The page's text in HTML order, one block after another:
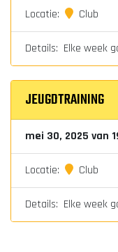
Locatie: Club
Details: Elke week
JEUGDTRAINING
mei 30, 2025 van
Locatie: Club
Details: Elke week